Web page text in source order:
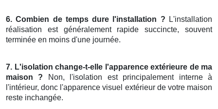
6. Combien de temps dure l'installation ? L'installation
réalisation est généralement rapide succincte, souvent
terminée en moins d'une journée.
7. L'isolation change-t-elle l'apparence extérieure de ma
maison ? Non, l'isolation est principalement interne à
l'intérieur, donc l'apparence visuel extérieur de votre maison
reste inchangée.